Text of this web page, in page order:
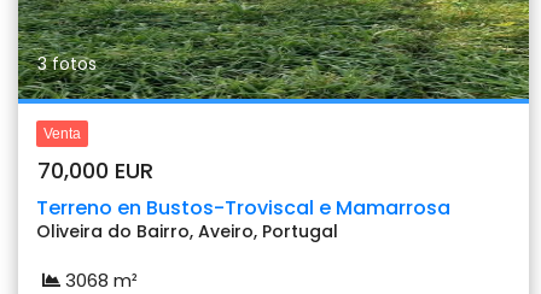
3 fotos
Venta
70,000 EUR
Terreno en Bustos-Troviscal e Mamarrosa
Oliveira do Bairro, Aveiro, Portugal
3068 m²